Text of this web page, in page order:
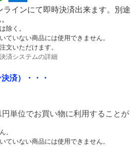
ラインにて即時決済出来ます。別途
除く。
ていない商品には使用できません。
文いただけます。
済システムの詳細
済）・・・
単位でお買い物に利用することが
。
ていない商品には使用できません。